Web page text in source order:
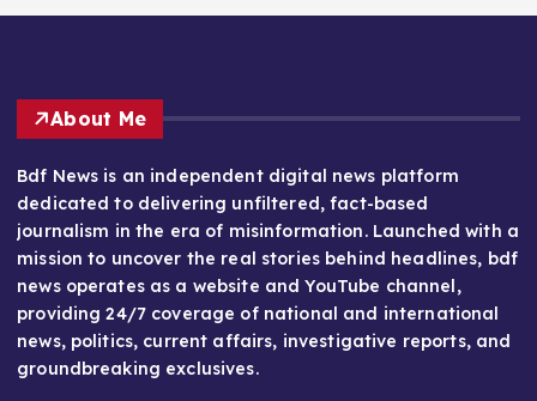
About Me
Bdf News is an independent digital news platform
dedicated to delivering unfiltered, fact-based
journalism in the era of misinformation. Launched with a
mission to uncover the real stories behind headlines, bdf
news operates as a website and YouTube channel,
providing 24/7 coverage of national and international
news, politics, current affairs, investigative reports, and
groundbreaking exclusives.